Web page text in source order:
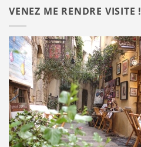
VENEZ ME RENDRE VISITE !